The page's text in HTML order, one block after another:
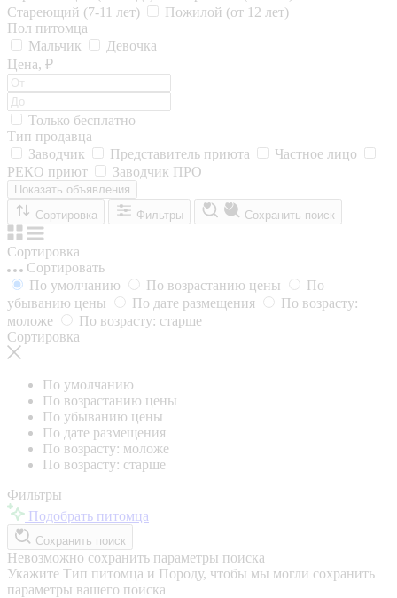
Стареющий (7-11 лет)
Пожилой (от 12 лет)
Пол питомца
Мальчик
Девочка
Цена, ₽
Только бесплатно
Тип продавца
Заводчик
Представитель приюта
Частное лицо
РЕКО приют
Заводчик ПРО
Показать объявления
Сортировка
Фильтры Сохранить поиск
Сортировка
Сортировать
По умолчанию
По возрастанию цены
По
убыванию цены
По дате размещения
По возрасту:
моложе
По возрасту: старше
Сортировка
По умолчанию
По возрастанию цены
По убыванию цены
По дате размещения
По возрасту: моложе
По возрасту: старше
Фильтры
Подобрать питомца
Сохранить поиск
Невозможно сохранить параметры поиска
Укажите Тип питомца и Породу, чтобы мы могли сохранить
параметры вашего поиска